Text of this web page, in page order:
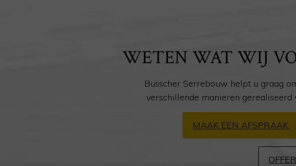
WETEN WAT WIJ
Busscher Serrebouw helpt u graag
verschillende manieren
MAAK EEN AFSPRAAK